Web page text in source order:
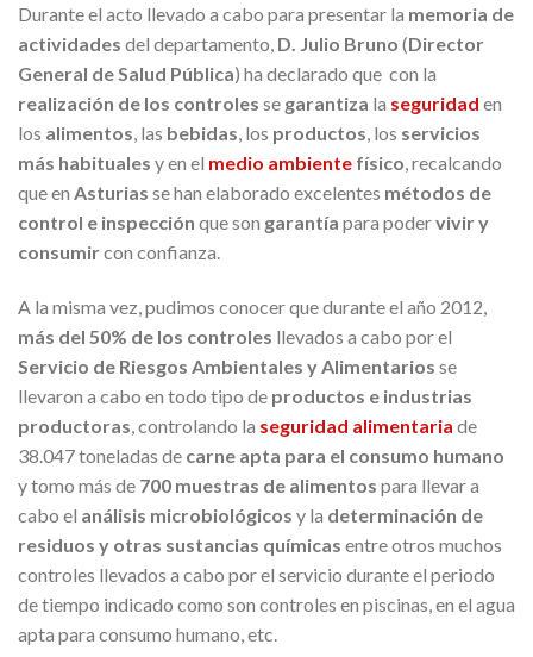
Durante el acto llevado a cabo para presentar la memoria de
actividades del departamento, D. Julio Bruno (Director
General de Salud Pública) ha declarado que con la
realización de los controles se garantiza la seguridad en
los alimentos , las bebidas , los productos , los servicios
más habituales y en el medio ambiente físico , recalcando
que en Asturias se han elaborado excelentes métodos de
control e inspección que son garantía para podervivir y
consumircon confianza.
A la misma vez, pudimos conocer que durante el año 2012,
más del 50% de los controles llevados a cabo por el
Servicio de Riesgos Ambientales y Alimentarios se
llevaron a cabo en todo tipo de productos e industrias
productoras , controlando la seguridad alimentaria de
38.047 toneladas de carne apta para el consumo humano
y tomo más de 700 muestras de alimentos para llevar a
cabo el análisis microbiológicos y la determinación de
residuos y otras sustancias químicas entre otros muchos
controles llevados a cabo por el servicio durante el periodo
de tiempo indicado como son controles en piscinas, en el agua
apta para consumo humano, etc.